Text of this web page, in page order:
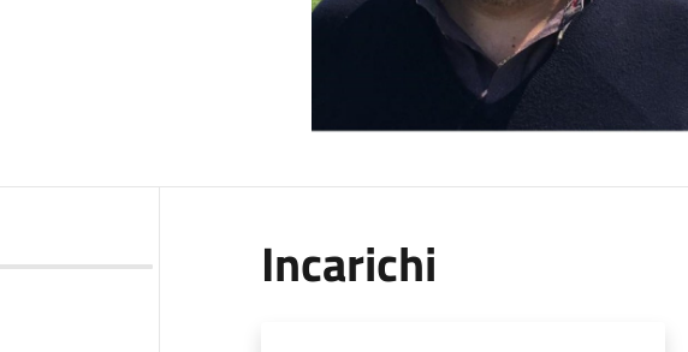
Incarichi